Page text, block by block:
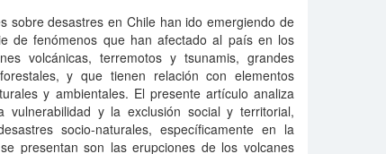
sobre desastres en Chile han ido emergiendo de
de fenómenos que han afectado al país en los
volcánicas, terremotos y tsunamis, grandes
y que tienen relación con elementos
y ambientales. El presente artículo analiza
y la exclusión social y territorial,
socio-naturales, específicamente en la
presentan son las erupciones de los volcanes